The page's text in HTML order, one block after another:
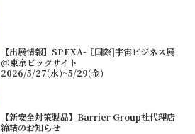
【出展情報】SPEXA-［国際]宇宙ビジネス展
@東京ビックサイト
2026/5/27(水)~5/29(金)
【新安全対策製品】Barrier Group社代理店
締結のお知らせ